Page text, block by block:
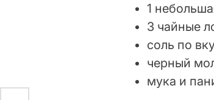
1
3 чайные
соль по
черный
мука и